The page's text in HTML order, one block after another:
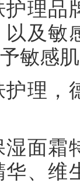
理品
及敏
敏感
，
霜
、维